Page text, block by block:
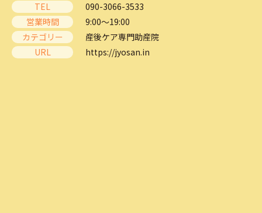
TEL
090-3066-3533
営業時間
9:00～19:00
カテゴリー
産後ケア専門助産院
URL
https://jyosan.in